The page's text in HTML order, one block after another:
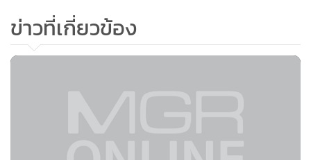
นางสาวรัชดา กล่าวว่า นายกรัฐมนตรีมีความห่วงใยประชาชนที่
จะได้รับผลกระทบจากน้ำแล้ง-น้ำท่วม จึงได้เร่งรัดหน่วยงานที่
ข่าวที่เกี่ยวข้อง